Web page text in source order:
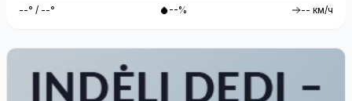
--° / --° --% -- км/ч